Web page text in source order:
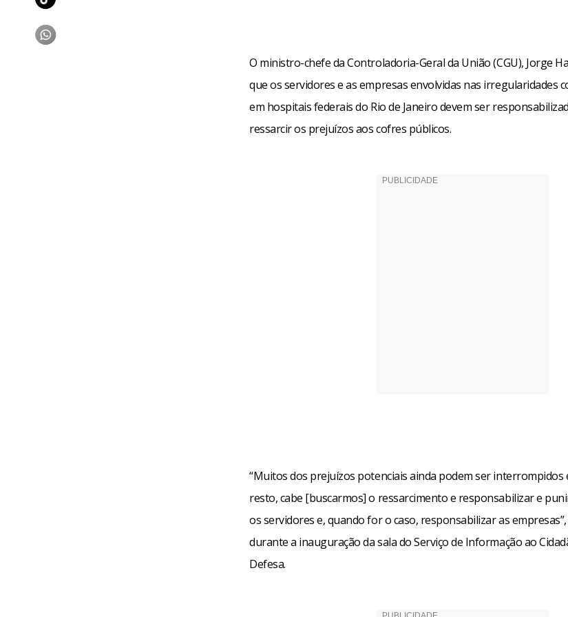
O ministro-chefe da Controladoria-Geral da União (CGU), Jorge
que os servidores e as empresas envolvidas nas irregularidades
em hospitais federais do Rio de Janeiro devem ser
ressarcir os prejuízos aos cofres públicos.
“Muitos dos prejuízos potenciais ainda podem ser interrompidos
resto, cabe [buscarmos] o ressarcimento e responsabilizar e
os servidores e, quando for o caso, responsabilizar as
durante a inauguração da sala do Serviço de Informação ao
Defesa.